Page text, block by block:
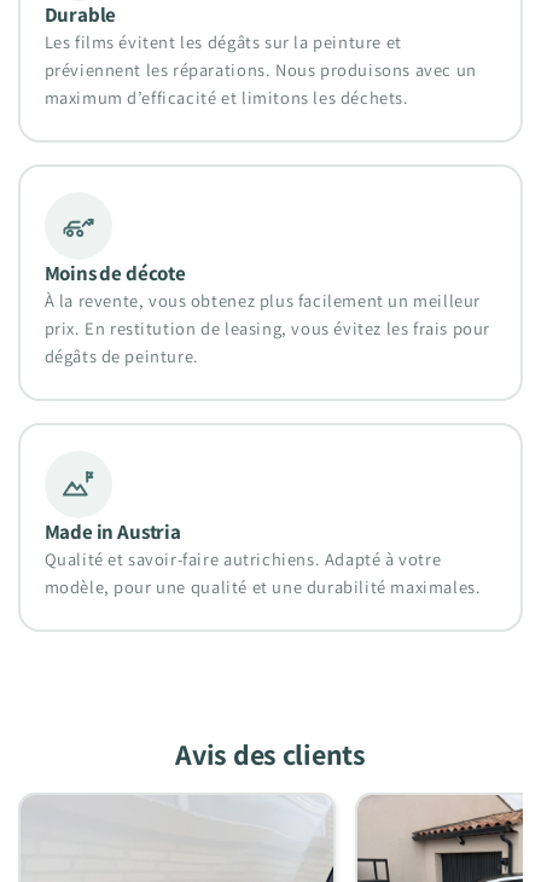
Durable
Les films évitent les dégâts sur la peinture et
préviennent les réparations. Nous produisons avec un
maximum d’efficacité et limitons les déchets.
Moins de décote
À la revente, vous obtenez plus facilement un meilleur
prix. En restitution de leasing, vous évitez les frais pour
dégâts de peinture.
Made in Austria
Qualité et savoir-faire autrichiens. Adapté à votre
modèle, pour une qualité et une durabilité maximales.
Avis des clients